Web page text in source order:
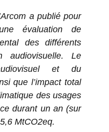
a publié pour
évaluation de
des différents
audiovisuelle. Le
et du
que l’impact total
des usages
durant un an (sur
MtCO2eq.